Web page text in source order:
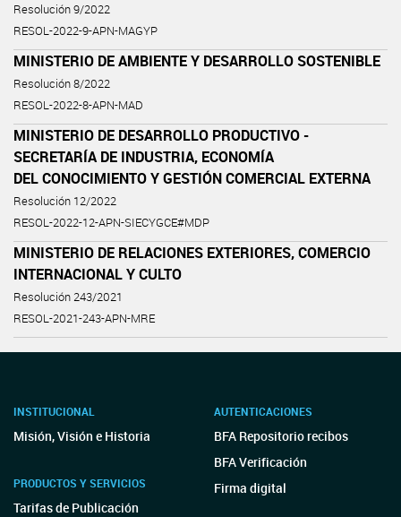
Resolución 9/2022
RESOL-2022-9-APN-MAGYP
MINISTERIO DE AMBIENTE Y DESARROLLO SOSTENIBLE
Resolución 8/2022
RESOL-2022-8-APN-MAD
MINISTERIO DE DESARROLLO PRODUCTIVO -
SECRETARÍA DE INDUSTRIA, ECONOMÍA
DEL CONOCIMIENTO Y GESTIÓN COMERCIAL EXTERNA
Resolución 12/2022
RESOL-2022-12-APN-SIECYGCE#MDP
MINISTERIO DE RELACIONES EXTERIORES, COMERCIO
INTERNACIONAL Y CULTO
Resolución 243/2021
RESOL-2021-243-APN-MRE
INSTITUCIONAL
Misión, Visión e Historia
PRODUCTOS Y SERVICIOS
Tarifas de Publicación
AUTENTICACIONES
BFA Repositorio recibos
BFA Verificación
Firma digital